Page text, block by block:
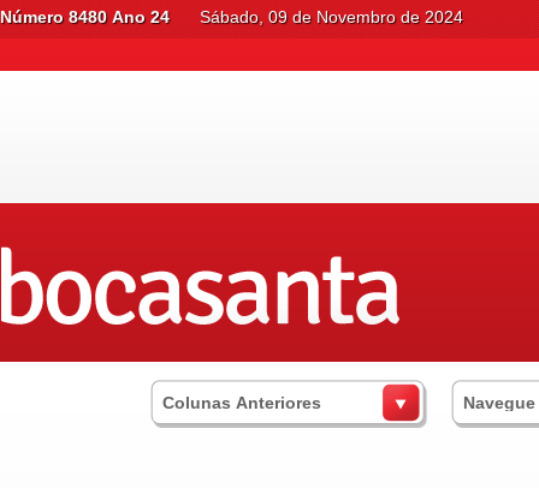
Número 8480 Ano 24 Sábado, 09 de Novembro de 2024
Colunas Anteriores